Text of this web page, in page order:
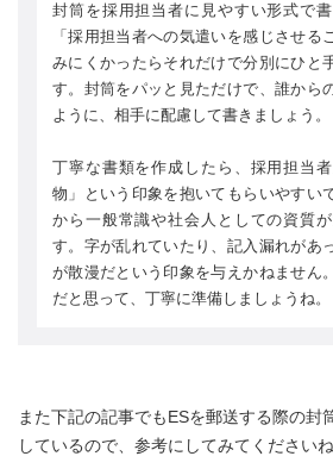
封筒を採用担当者に見やすい形式で
「採用担当者への気遣いを感じさせる
みにくかったらそれだけで分別にひと
す。封筒をパッと見ただけで、誰から
ように、相手に配慮して書きましょう。
丁寧な書類を作成したら、採用担当
物」という印象を抱いてもらいやすい
から一般常識や社会人としての資質
す。字が乱れていたり、記入漏れがあ
が散漫だという印象を与えかねません
だと思って、丁寧に準備しましょうね。
また下記の記事でもESを郵送する際の封
しているので、参考にしてみてくださいね